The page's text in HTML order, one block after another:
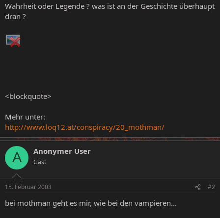
m
Wahrheit oder Legende ? was ist an der Geschichte überhaupt
dran ?
<blockquote>
Mehr unter:
http://www.loq12.at/conspiracy/20_mothman/
A Anonymer User
Gast
15. Februar 2003 #2
bei mothman geht es mir, wie bei den vampieren...